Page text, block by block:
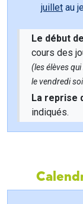
juillet au
Le début
cours des
(les élèves
le vendredi
La reprise
indiqués.